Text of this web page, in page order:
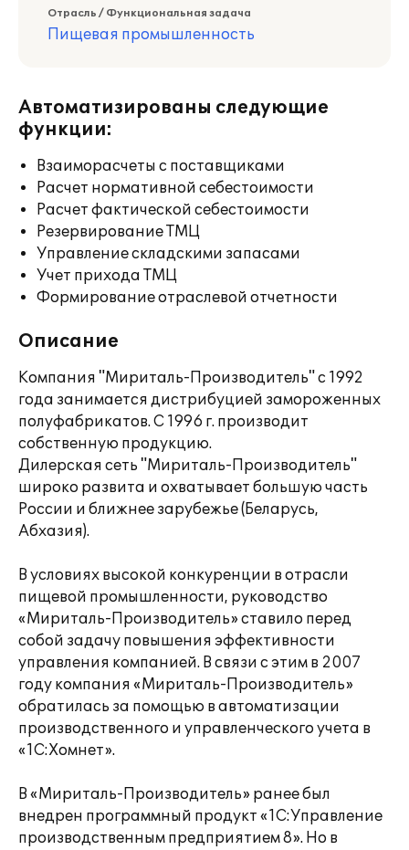
Отрасль / Функциональная задача
Пищевая промышленность
Автоматизированы следующие
функции:
Взаиморасчеты с поставщиками
Расчет нормативной себестоимости
Расчет фактической себестоимости
Резервирование ТМЦ
Управление складскими запасами
Учет прихода ТМЦ
Формирование отраслевой отчетности
Описание
Компания "Мириталь-Производитель" c 1992
года занимается дистрибуцией замороженных
полуфабрикатов. С 1996 г. производит
собственную продукцию.
Дилерская сеть "Мириталь-Производитель"
широко развита и охватывает большую часть
России и ближнее зарубежье (Беларусь,
Абхазия).
В условиях высокой конкуренции в отрасли
пищевой промышленности, руководство
«Мириталь-Производитель» ставило перед
собой задачу повышения эффективности
управления компанией. В связи с этим в 2007
году компания «Мириталь-Производитель»
обратилась за помощью в автоматизации
производственного и управленческого учета в
«1С:Хомнет».
В «Мириталь-Производитель» ранее был
внедрен программный продукт «1С:Управление
производственным предприятием 8». Но в